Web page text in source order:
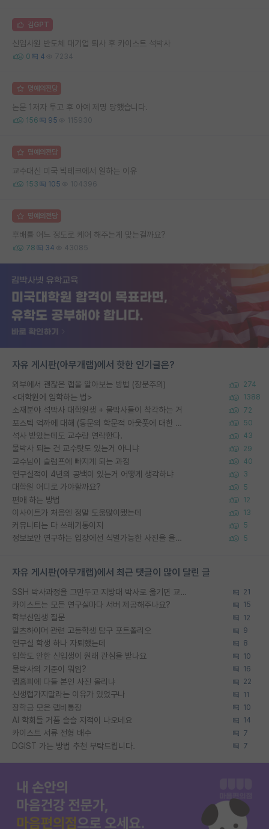
김GPT
신입사원 반도체 대기업 퇴사 후 카이스트 석박사
0 4 7234
명예의전당
논문 1저자 투고 후 아예 제명 당했습니다.
156 95 115930
명예의전당
교수대신 미국 빅테크에서 일하는 이유
153 105 104396
명예의전당
후배를 어느 정도로 케어 해주는게 맞는걸까요?
78 34 43085
자유 게시판(아무개랩)에서 핫한 인기글은?
외부에서 괜찮은 랩을 알아보는 방법 (장문주의) 274
<대학원에 입학하는 법> 1388
소재분야 석박사 대학원생 + 물박사들이 착각하는 거 72
포스텍 억까에 대해 (동문의 학문적 아웃풋에 대한 반박) 50
석사 받았는데도 교수랑 연락한다. 43
물박사 되는 건 교수탓도 있는거 아니냐 29
교수님이 슬럼프에 빠지게 되는 과정 40
연구실적이 4년의 공백이 있는거 어떻게 생각하냐 3
대학원 어디로 가야할까요? 5
편애 하는 방법 12
이사이트가 처음엔 정말 도움많이됐는데 13
커뮤니티는 다 쓰레기통이지 5
정보보안 연구하는 입장에선 식별가능한 사진을 올리는건 비추이긴함 5
자유 게시판(아무개랩)에서 최근 댓글이 많이 달린 글
SSH 박사과정을 그만두고 지방대 박사로 옮기면 교수의 꿈은 끝일까요? 21
카이스트는 모든 연구실마다 서버 제공해주나요? 15
학부신입생 질문 12
알츠하이머 관련 고등학생 탐구 포트폴리오 9
연구실 학생 하나 자퇴했는데 8
입학도 안한 신입생이 원래 관심을 받나요 10
물박사의 기준이 뭐임? 16
랩홈피에 다들 본인 사진 올리냐 22
신생랩가지말라는 이유가 있었구나 11
장학금 모은 랩비통장 10
AI 학회들 거품 슬슬 지적이 나오네요 14
카이스트 서류 전형 배수 7
DGIST 가는 방법 추천 부탁드립니다. 7